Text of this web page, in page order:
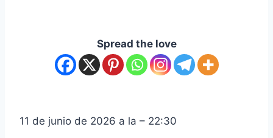
Spread the love
11 de junio de 2026 a la – 22:30